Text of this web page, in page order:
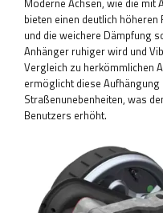
Moderne Achsen, wie die mit
bieten einen deutlich
und die weichere Dämpfung
Anhänger ruhiger wird und
Vergleich zu herkömmlichen
ermöglicht diese
Straßenunebenheiten, was
Benutzers erhöht.